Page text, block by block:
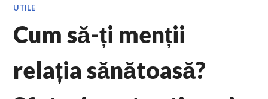
UTILE
Cum să-ți menții
relația sănătoasă?